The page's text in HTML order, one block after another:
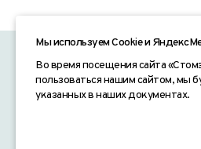
«СТОМЭКС» © 2026
Мы используем Сookie и
Во время посещения сайта
пользоваться нашим сайтом, мы
указанных в наших документах.